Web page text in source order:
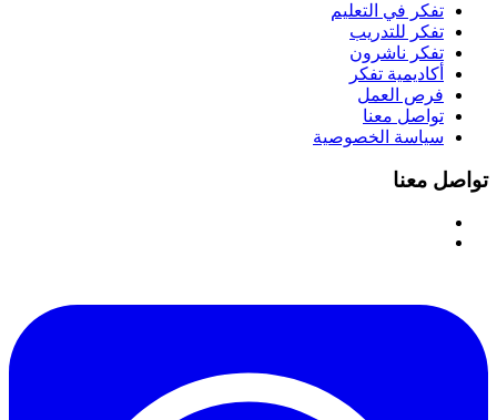
تفكر في التعليم
تفكر للتدريب
تفكر ناشرون
أكاديمية تفكر
فرص العمل
تواصل معنا
سياسة الخصوصية
تواصل معنا